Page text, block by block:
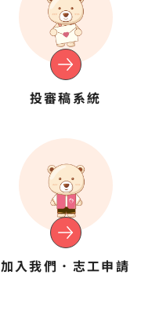
投審稿系統
加入我們．志工申請